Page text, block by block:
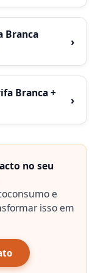
Branca
›
Branca +
›
no seu
e
isso em